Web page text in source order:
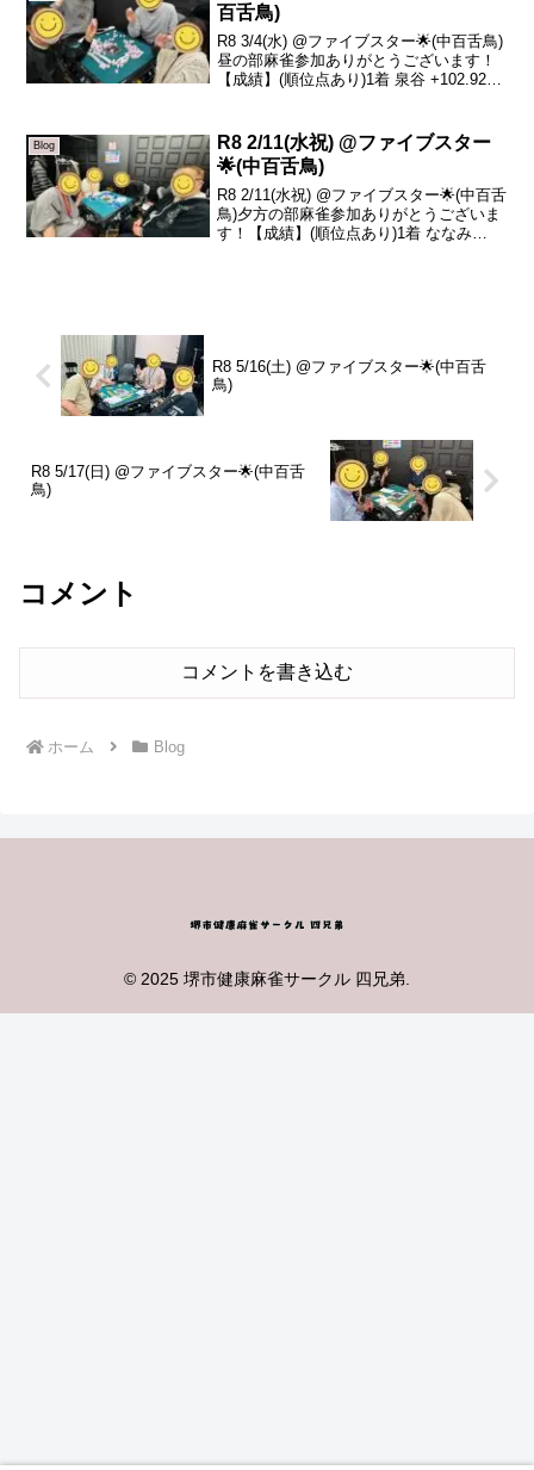
百舌鳥)
R8 3/4(水) @ファイブスター🌟(中百舌鳥)
昼の部麻雀参加ありがとうございます！
【成績】(順位点あり)1着 泉谷 +102.92着
んです！...
Blog
R8 2/11(水祝) @ファイブスター
🌟(中百舌鳥)
R8 2/11(水祝) @ファイブスター🌟(中百舌
鳥)夕方の部麻雀参加ありがとうございま
す！【成績】(順位点あり)1着 ななみ
R8 5/16(土) @ファイブスター🌟(中百舌
鳥)
R8 5/17(日) @ファイブスター🌟(中百舌
鳥)
コメント
コメントを書き込む
ホーム Blog
© 2025 堺市健康麻雀サークル 四兄弟.